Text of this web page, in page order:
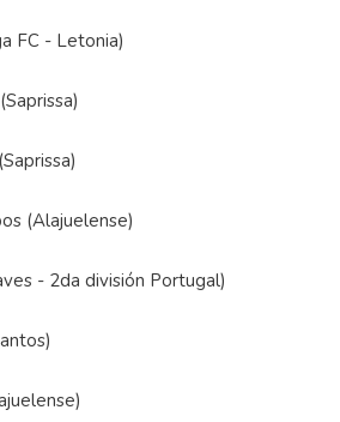
FC - Letonia)
(Alajuelense)
- 2da división Portugal)